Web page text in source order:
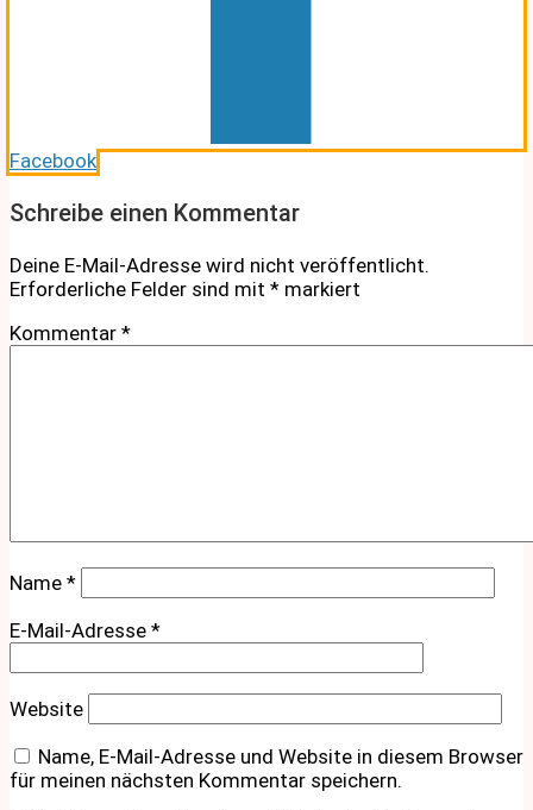
Facebook
Schreibe einen Kommentar
Deine E-Mail-Adresse wird nicht veröffentlicht.
Erforderliche Felder sind mit * markiert
Kommentar *
Name *
E-Mail-Adresse *
Website
Name, E-Mail-Adresse und Website in diesem Browser
für meinen nächsten Kommentar speichern.